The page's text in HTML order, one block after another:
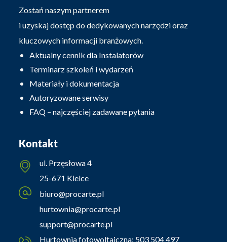
Zostań naszym partnerem
i uzyskaj dostęp do dedykowanych narzędzi oraz
kluczowych informacji branżowych.
Aktualny cennik dla Instalatorów
Terminarz szkoleń i wydarzeń
Materiały i dokumentacja
Autoryzowane serwisy
FAQ – najczęściej zadawane pytania
Kontakt
ul. Przęsłowa 4
25-671 Kielce
biuro@procarte.pl
hurtownia@procarte.pl
support@procarte.pl
Hurtownia fotowoltaiczna: 503 504 497